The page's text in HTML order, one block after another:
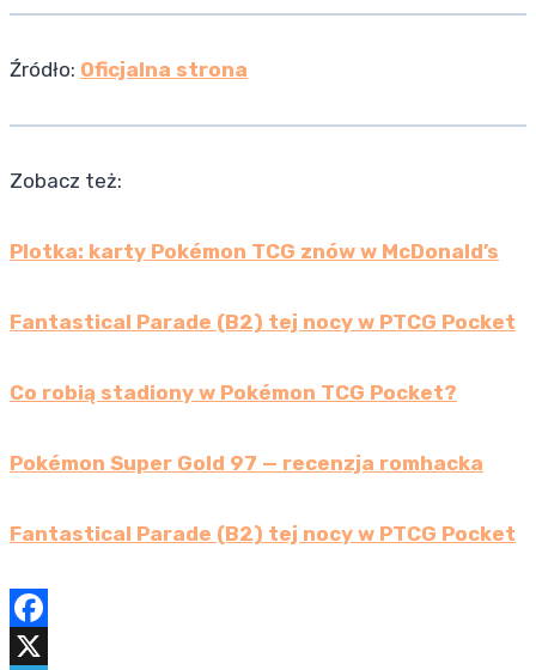
Źródło: Oficjalna strona
Zobacz też:
Plotka: karty Pokémon TCG znów w McDonald’s
Fantastical Parade (B2) tej nocy w PTCG Pocket
Co robią stadiony w Pokémon TCG Pocket?
Pokémon Super Gold 97 — recenzja romhacka
Fantastical Parade (B2) tej nocy w PTCG Pocket
F